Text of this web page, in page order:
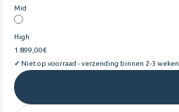
Mid
High
1.899,00€
✓ Niet op voorraad - verzending binnen 2-3 weken